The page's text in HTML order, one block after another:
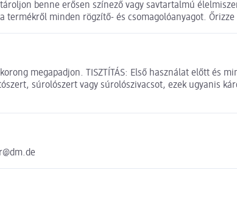
benne erősen színező vagy savtartalmú
minden rögzítő- és csomagolóanyagot.
megapadjon. TISZTÍTÁS: Első használat előtt és
súrolószert vagy súrolószivacsot, ezek ugyanis